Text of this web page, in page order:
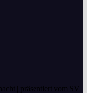
| präsentiert vom SV